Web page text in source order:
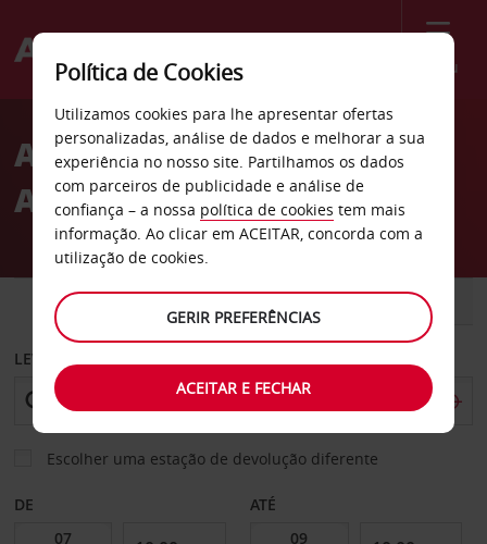
Menu
Welcome
AvisAluguer de carros Alba
Adriatica
CARRO COMERCIAIS
LEVANTAR EM
Escolher uma estação de devolução diferente
DE ATÉ
Política de Cookies
Utilizamos cookies para lhe apresentar ofertas
personalizadas, análise de dados e melhorar a sua
experiência no nosso site. Partilhamos os dados
com parceiros de publicidade e análise de
confiança – a nossa política de cookies tem mais
informação. Ao clicar em ACEITAR, concorda com a
utilização de cookies.
GERIR PREFERÊNCIAS
ACEITAR E FECHAR